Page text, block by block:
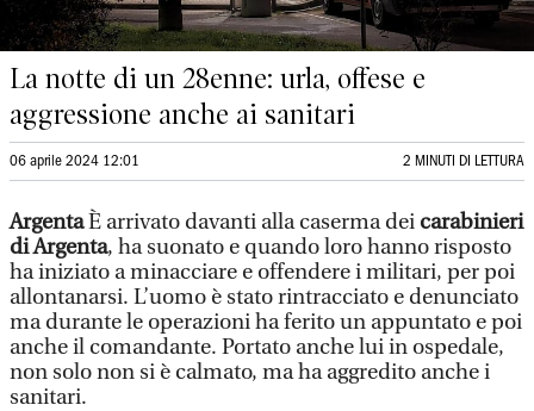
La notte di un 28enne: urla, offese e
aggressione anche ai sanitari
06 aprile 2024 12:01 2 MINUTI DI LETTURA
ArgentaÈ arrivato davanti alla caserma dei carabinieri
di Argenta, ha suonato e quando loro hanno risposto
ha iniziato a minacciare e offendere i militari, per poi
allontanarsi. L’uomo è stato rintracciato e denunciato
ma durante le operazioni ha ferito un appuntato e poi
anche il comandante. Portato anche lui in ospedale,
non solo non si è calmato, ma ha aggredito anche i
sanitari.